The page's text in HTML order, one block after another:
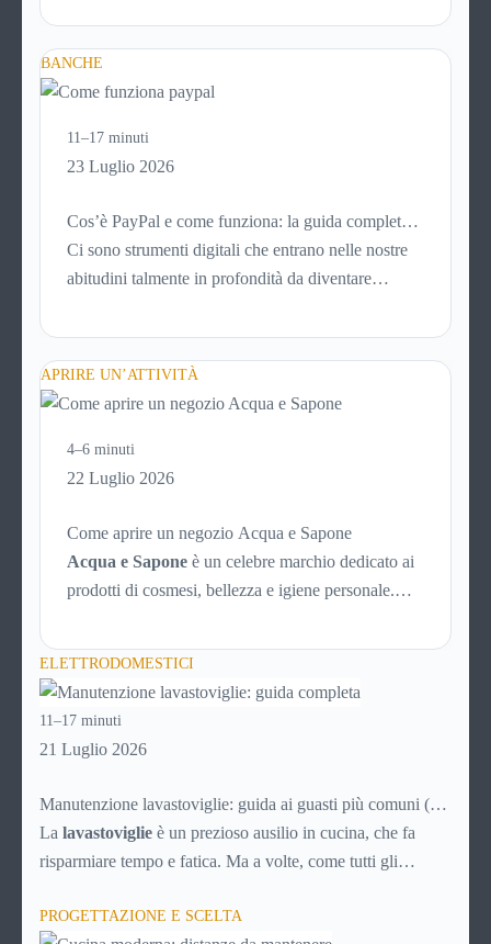
meno morbida, più disidratata o semplicemente
meno confortevole. Eppure, proprio nei mesi caldi,
o difficili da assorbire.
BANCHE
11–17 minuti
23 Luglio 2026
Cos’è PayPal e come funziona: la guida completa
aggiornata per venditori e privati
Ci sono strumenti digitali che entrano nelle nostre
abitudini talmente in profondità da diventare
per comprare su Amazon, per pagare un corso
online, per mandare venti euro a un amico. Ma se ti
probabilmente non hai una risposta precisa su come
funziona PayPal.
APRIRE UN’ATTIVITÀ
4–6 minuti
22 Luglio 2026
Come aprire un negozio Acqua e Sapone
Acqua e Sapone è un celebre marchio dedicato ai
prodotti di cosmesi, bellezza e igiene personale.
vendita sparsi per tutta Italia è un marchio di
ELETTRODOMESTICI
11–17 minuti
21 Luglio 2026
Manutenzione lavastoviglie: guida ai guasti più comuni (e
soluzioni)
La lavastoviglie è un prezioso ausilio in cucina, che fa
risparmiare tempo e fatica. Ma a volte, come tutti gli
problemi tecnici. Ecco una breve guida ai principali guasti e
PROGETTAZIONE E SCELTA